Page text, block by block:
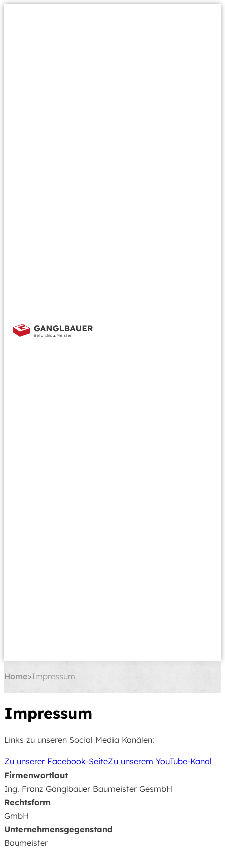
Home Impressum
Impressum
Links zu unseren Social Media Kanälen:
Zu unserer Facebook-SeiteZu unserem YouTube-Kanal
Firmenwortlaut
Ing. Franz Ganglbauer Baumeister GesmbH
Rechtsform
GmbH
Unternehmensgegenstand
Baumeister